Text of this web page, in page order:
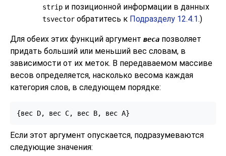
strip и позиционной информации в данных
tsvector обратитесь к Подразделу 12.4.1.)
Для обеих этих функций аргумент веса позволяет
придать больший или меньший вес словам, в
зависимости от их меток. В передаваемом массиве
весов определяется, насколько весома каждая
категория слов, в следующем порядке:
Если этот аргумент опускается, подразумеваются
следующие значения: